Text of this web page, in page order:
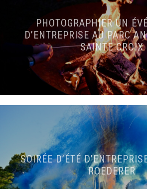
PHOTOGRAPHIER UN
D’ENTREPRISE AU PARC
SAINTE CROIX
SOIRÉE D’ÉTÉ
ROEDERER